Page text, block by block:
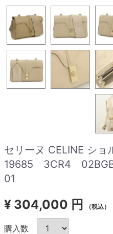
セリーヌ CELINE シ
19685 3CR4
01
¥ 304,000 円 （税込）
購入数